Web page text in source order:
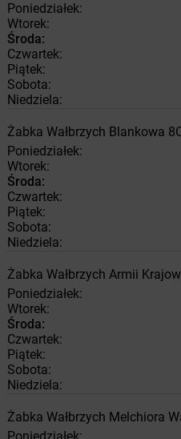
Poniedziałek:
Wtorek:
Środa:
Czwartek:
Piątek:
Sobota:
Niedziela:
Żabka Wałbrzych Blankowa
Poniedziałek:
Wtorek:
Środa:
Czwartek:
Piątek:
Sobota:
Niedziela:
Żabka Wałbrzych Armii
Poniedziałek:
Wtorek:
Środa:
Czwartek:
Piątek:
Sobota:
Niedziela:
Żabka Wałbrzych Melchiora